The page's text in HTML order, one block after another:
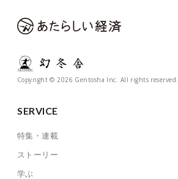
Copyright © 2026 Gentosha Inc. All rights reserved.
SERVICE
特集・連載
ストーリー
学ぶ